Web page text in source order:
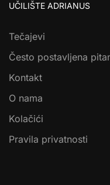
UČILIŠTE ADRIANUS
Tečajevi
Često postavljena
Kontakt
O nama
Kolačići
Pravila privatnosti